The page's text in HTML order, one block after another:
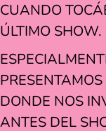
CUANDO
ÚLTIMO SHOW.
DONDE NOS
ANTES DEL